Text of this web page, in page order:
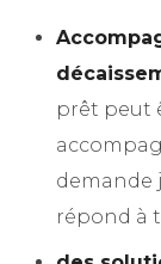
prêt peut
demande
répond à